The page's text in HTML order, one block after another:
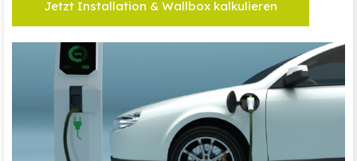
Jetzt Installation & Wallbox kalkulieren